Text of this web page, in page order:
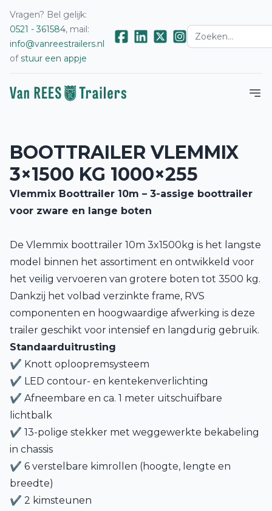
Vragen? Bel gelijk:
0521 - 361584, mail:
info@vanreestrailers.nl
ofstuur een appje
BOOTTRAILER VLEMMIX
3×1500 KG 1000×255
Vlemmix Boottrailer 10m – 3-assige boottrailer
voor zware en lange boten
De Vlemmix boottrailer 10m 3x1500kg is het langste
model binnen het assortiment en ontwikkeld voor
het veilig vervoeren van grotere boten tot 3500 kg.
Dankzij het volbad verzinkte frame, RVS
componenten en hoogwaardige afwerking is deze
trailer geschikt voor intensief en langdurig gebruik.
Standaarduitrusting
✔ Knott oploopremsysteem
✔ LED contour- en kentekenverlichting
✔ Afneembare en ca. 1 meter uitschuifbare
lichtbalk
✔ 13-polige stekker met weggewerkte bekabeling
in chassis
✔ 6 verstelbare kimrollen (hoogte, lengte en
breedte)
✔ 2 kimsteunen